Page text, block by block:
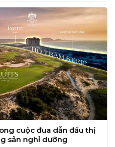
cuộc đua dẫn đầu thị
sản nghỉ dưỡng